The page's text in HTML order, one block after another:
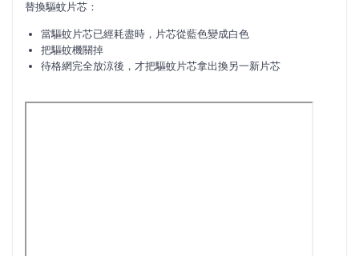
替換驅蚊片芯：
當驅蚊片芯已經耗盡時，片芯從藍色變成白色
把驅蚊機關掉
待格網完全放涼後，才把驅蚊片芯拿出換另一新片芯